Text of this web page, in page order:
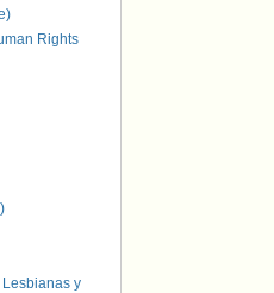
Rights
Lesbianas y